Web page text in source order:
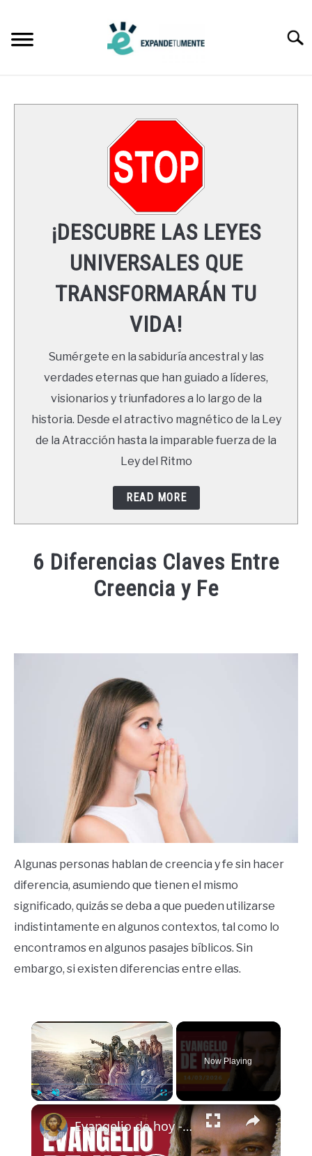
content
LEYES UNIVERSALES
RECURSOS
NEWSLETTER
¡DESCUBRE LAS LEYES
UNIVERSALES QUE
TRANSFORMARÁN TU
VIDA!
Sumérgete en la sabiduría ancestral y las
verdades eternas que han guiado a líderes,
visionarios y triunfadores a lo largo de la
historia. Desde el atractivo magnético de la Ley
de la Atracción hasta la imparable fuerza de la
Ley del Ritmo
READ MORE
6 Diferencias Claves Entre
Creencia y Fe
Algunas personas hablan de creencia y fe sin hacer
diferencia, asumiendo que tienen el mismo
significado, quizás se deba a que pueden utilizarse
indistintamente en algunos contextos, tal como lo
encontramos en algunos pasajes bíblicos. Sin
embargo, si existen diferencias entre ellas.
×
Fullscreen
Now Playing
×
Evangelio de hoy - Sábado 14 de marzo de 2026 - Lucas 18:9-14 - Biblia Católica